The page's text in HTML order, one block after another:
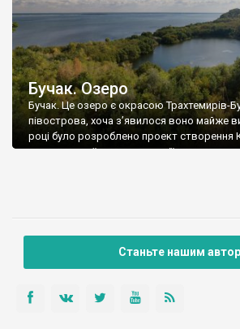
Бучак. Озеро
Бучак. Це озеро є окрасою Трахтемирів-
півострова, хоча з’явилося воно майже
році було розроблено проект створення
акумулюючої електростанції, яка мала
Станьте нашим